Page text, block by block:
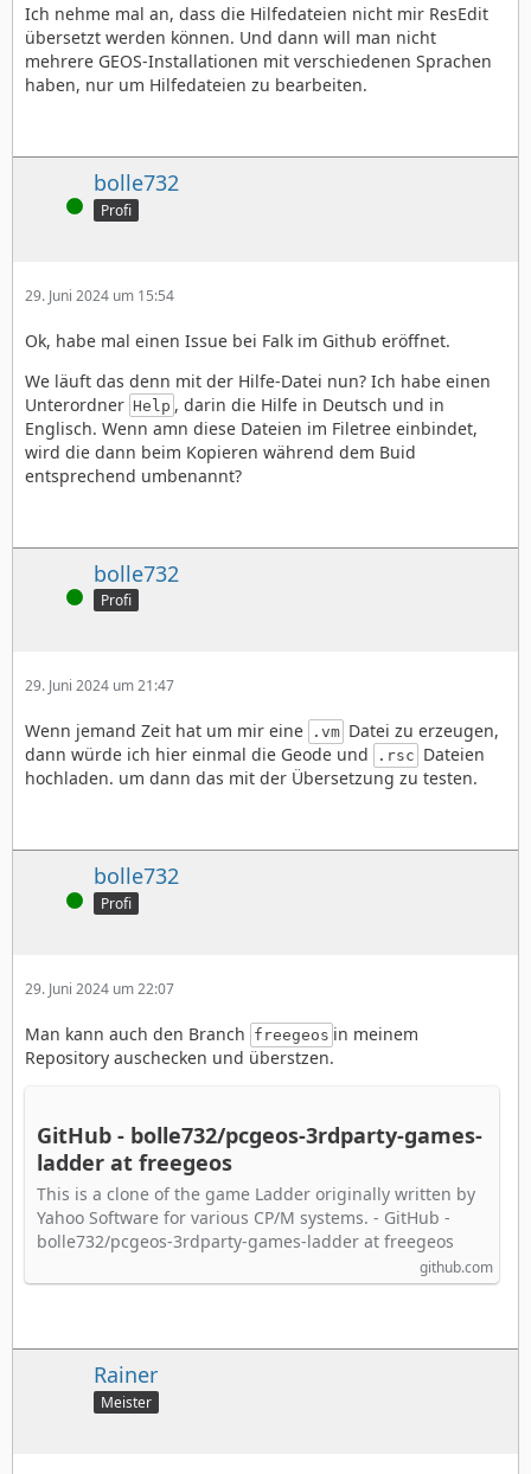
Ich nehme mal an, dass die Hilfedateien nicht mir ResEdit
übersetzt werden können. Und dann will man nicht
mehrere GEOS-Installationen mit verschiedenen Sprachen
haben, nur um Hilfedateien zu bearbeiten.
Online
bolle732
Profi
29. Juni 2024 um 15:54
Ok, habe mal einen Issue bei Falk im Github eröffnet.
We läuft das denn mit der Hilfe-Datei nun? Ich habe einen
Unterordner Help , darin die Hilfe in Deutsch und in
Englisch. Wenn amn diese Dateien im Filetree einbindet,
wird die dann beim Kopieren während dem Buid
entsprechend umbenannt?
Online
bolle732
Profi
29. Juni 2024 um 21:47
Wenn jemand Zeit hat um mir eine .vm Datei zu erzeugen,
dann würde ich hier einmal die Geode und
.rsc Dateien
hochladen. um dann das mit der Übersetzung zu testen.
Online
bolle732
Profi
29. Juni 2024 um 22:07
Man kann auch den Branch freegeos in meinem
Repository auschecken und überstzen.
GitHub - bolle732/pcgeos-3rdparty-games-
ladder at freegeos
This is a clone of the game Ladder originally written by
Yahoo Software for various CP/M systems. - GitHub -
bolle732/pcgeos-3rdparty-games-ladder at freegeos
github.com
Rainer
Meister